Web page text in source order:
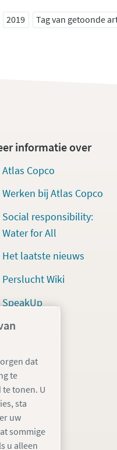
2019 Tag van getoonde
informatie over
Atlas Copco
Werken bij Atlas Copco
Social responsibility:
Water for All
Het laatste nieuws
Perslucht Wiki
SpeakUp
dat
te
tonen. U
sta
uw
sommige
u alleen